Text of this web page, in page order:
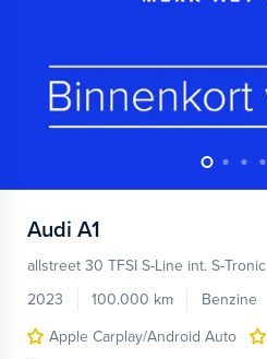
Audi A1
allstreet 30 TFSI S-Line int. S-Tronic
2023
100.000 km Benzine
Apple Carplay/Android Auto